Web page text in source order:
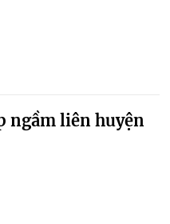
ngầm liên huyện